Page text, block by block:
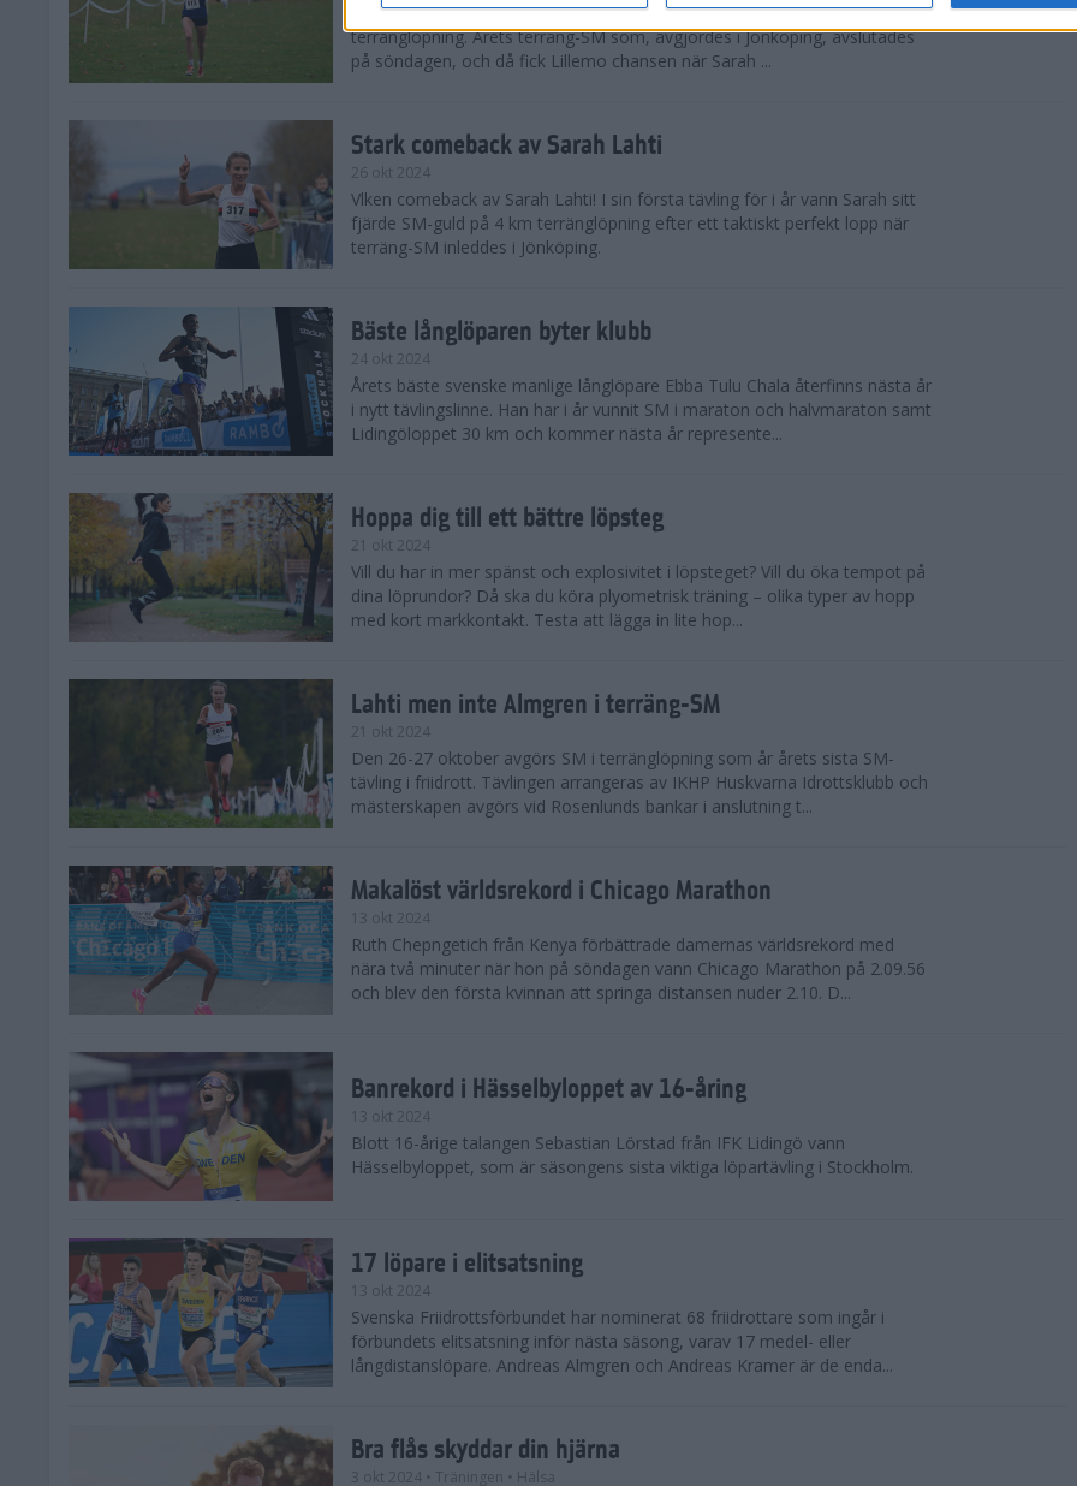
I regnväder fick äntligen Emilia Lillemo vinna ett SM-guld i seniorklassen i
terränglöpning. Årets terräng-SM som, avgjordes i Jönköping, avslutades
på söndagen, och då fick Lillemo chansen när Sarah ...
Stark comeback av Sarah Lahti
26 okt 2024
Vlken comeback av Sarah Lahti! I sin första tävling för i år vann Sarah sitt
fjärde SM-guld på 4 km terränglöpning efter ett taktiskt perfekt lopp när
terräng-SM inleddes i Jönköping.
Bäste långlöparen byter klubb
24 okt 2024
Årets bäste svenske manlige långlöpare Ebba Tulu Chala återfinns nästa år
i nytt tävlingslinne. Han har i år vunnit SM i maraton och halvmaraton samt
Lidingöloppet 30 km och kommer nästa år represente...
Hoppa dig till ett bättre löpsteg
21 okt 2024
Vill du har in mer spänst och explosivitet i löpsteget? Vill du öka tempot på
dina löprundor? Då ska du köra plyometrisk träning – olika typer av hopp
med kort markkontakt. Testa att lägga in lite hop...
Lahti men inte Almgren i terräng-SM
21 okt 2024
Den 26-27 oktober avgörs SM i terränglöpning som år årets sista SM-
tävling i friidrott. Tävlingen arrangeras av IKHP Huskvarna Idrottsklubb och
mästerskapen avgörs vid Rosenlunds bankar i anslutning t...
Makalöst världsrekord i Chicago Marathon
13 okt 2024
Ruth Chepngetich från Kenya förbättrade damernas världsrekord med
nära två minuter när hon på söndagen vann Chicago Marathon på 2.09.56
och blev den första kvinnan att springa distansen nuder 2.10. D...
Banrekord i Hässelbyloppet av 16-åring
13 okt 2024
Blott 16-årige talangen Sebastian Lörstad från IFK Lidingö vann
Hässelbyloppet, som är säsongens sista viktiga löpartävling i Stockholm.
17 löpare i elitsatsning
13 okt 2024
Svenska Friidrottsförbundet har nominerat 68 friidrottare som ingår i
förbundets elitsatsning inför nästa säsong, varav 17 medel- eller
långdistanslöpare. Andreas Almgren och Andreas Kramer är de enda...
Bra flås skyddar din hjärna
3 okt 2024 • Träningen • Hälsa